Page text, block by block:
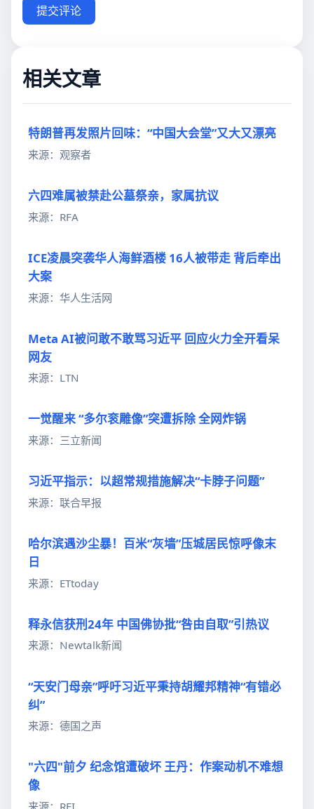
提交评论
相关文章
特朗普再发照片回味：“中国大会堂”又大又漂亮
来源：观察者
六四难属被禁赴公墓祭亲，家属抗议
来源：RFA
ICE凌晨突袭华人海鲜酒楼 16人被带走 背后牵出
大案
来源：华人生活网
Meta AI被问敢不敢骂习近平 回应火力全开看呆
网友
来源：LTN
一觉醒来 “多尔衮雕像”突遭拆除 全网炸锅
来源：三立新闻
习近平指示：以超常规措施解决“卡脖子问题”
来源：联合早报
哈尔滨遇沙尘暴！百米“灰墙”压城居民惊呼像末
日
来源：ETtoday
释永信获刑24年 中国佛协批“咎由自取”引热议
来源：Newtalk新闻
“天安门母亲”呼吁习近平秉持胡耀邦精神“有错必
纠”
来源：德国之声
"六四"前夕 纪念馆遭破坏 王丹：作案动机不难想
像
来源：RFI